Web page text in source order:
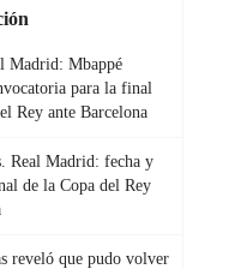
Madrid: Mbappé
para la final
Rey ante Barcelona
Real Madrid: fecha y
de la Copa del Rey
reveló que pudo volver